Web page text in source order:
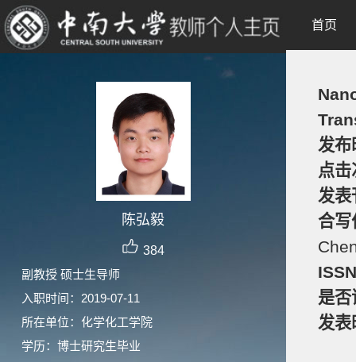
陈弘毅
384
副教授 硕士生导师
入职时间：2019-07-11
所在单位：化学化工学院
学历：博士研究生毕业
首页
发布
点
发表
合写
是否
发表